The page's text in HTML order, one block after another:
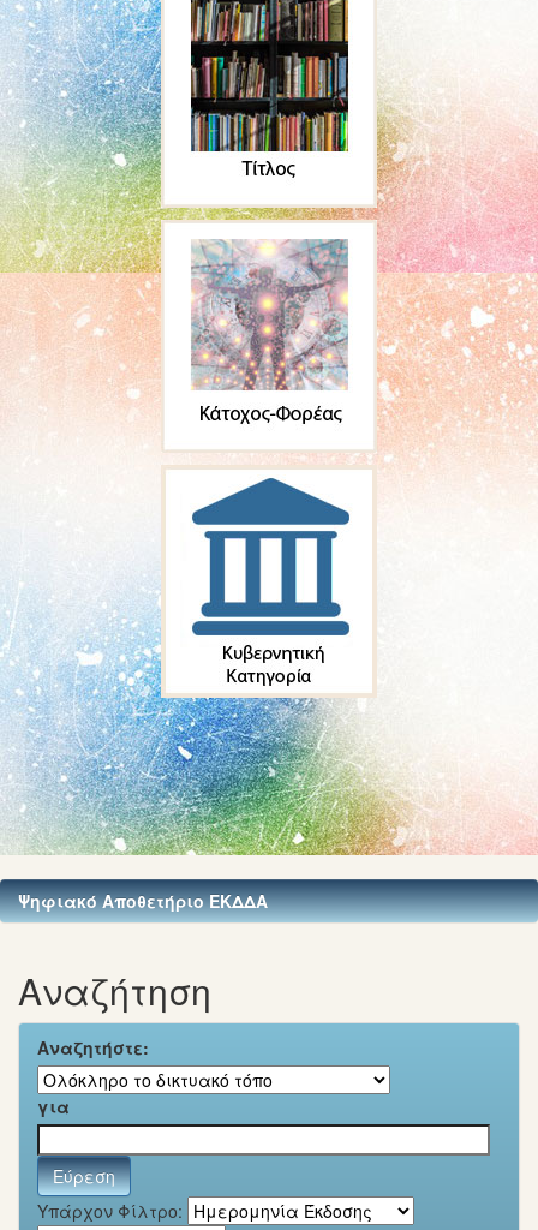
Ψηφιακό Αποθετήριο ΕΚΔΔΑ
Αναζήτηση
Αναζητήστε:
για
Υπάρχον Φίλτρο: